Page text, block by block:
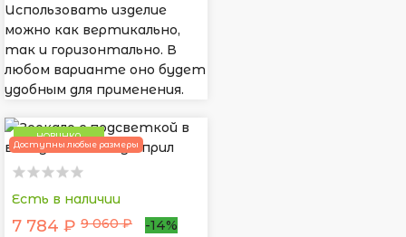
Использовать изделие
можно как вертикально,
так и горизонтально. В
любом варианте оно будет
удобным для применения.
НОВИНКА
Доступны любые размеры
Есть в наличии
7 784 ₽ 9 060 ₽ -14%